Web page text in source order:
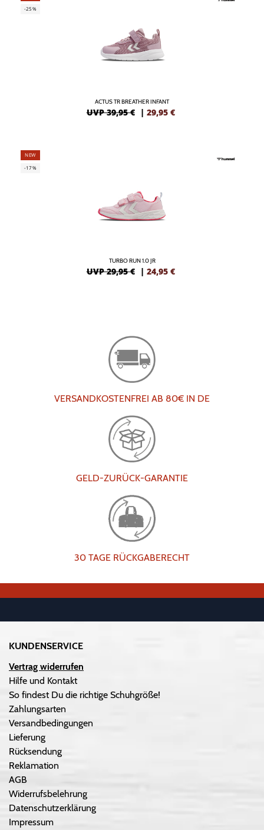
-25%
ACTUS TR BREATHER INFANT
UVP 39,95 € | 29,95 €
NEW
-17%
TURBO RUN 1.0 JR
UVP 29,95 € | 24,95 €
VERSANDKOSTENFREI AB 80€ IN DE
GELD-ZURÜCK-GARANTIE
30 TAGE RÜCKGABERECHT
KUNDENSERVICE
Vertrag widerrufen
Hilfe und Kontakt
So findest Du die richtige Schuhgröße!
Zahlungsarten
Versandbedingungen
Lieferung
Rücksendung
Reklamation
AGB
Widerrufsbelehrung
Datenschutzerklärung
Impressum